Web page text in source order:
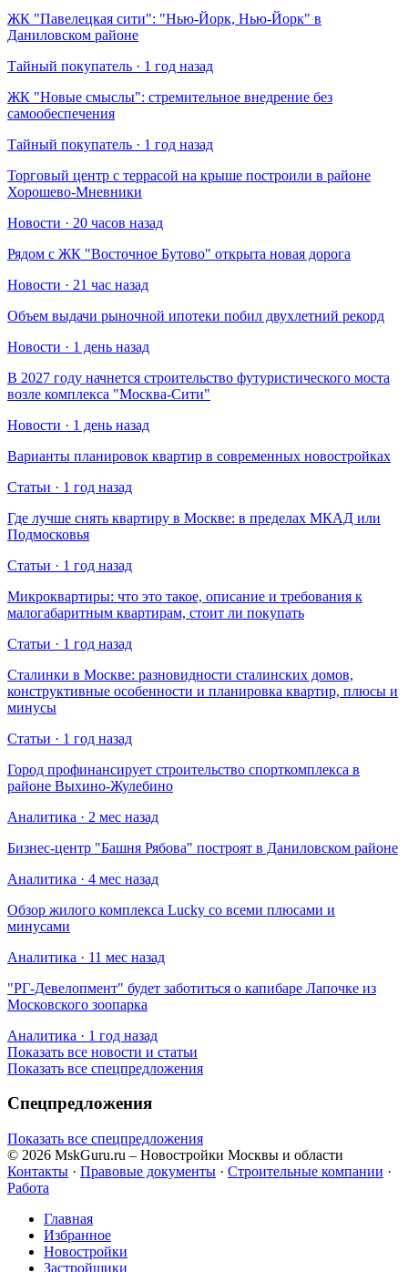
​ЖК "Павелецкая сити": "Нью-Йорк, Нью-Йорк" в
Даниловском районе
Тайный покупатель · 1 год назад
​ЖК "Новые смыслы": стремительное внедрение без
самообеспечения
Тайный покупатель · 1 год назад
Торговый центр с террасой на крыше построили в районе
Хорошево-Мневники
Новости · 20 часов назад
Рядом с ЖК "Восточное Бутово" открыта новая дорога
Новости · 21 час назад
Объем выдачи рыночной ипотеки побил двухлетний рекорд
Новости · 1 день назад
В 2027 году начнется строительство футуристического моста
возле комплекса "Москва-Сити"
Новости · 1 день назад
Варианты планировок квартир в современных новостройках
Статьи · 1 год назад
Где лучше снять квартиру в Москве: в пределах МКАД или
Подмосковья
Статьи · 1 год назад
Микроквартиры: что это такое, описание и требования к
малогабаритным квартирам, стоит ли покупать
Статьи · 1 год назад
Сталинки в Москве: разновидности сталинских домов,
конструктивные особенности и планировка квартир, плюсы и
минусы
Статьи · 1 год назад
Город профинансирует строительство спорткомплекса в
районе Выхино-Жулебино
Аналитика · 2 мес назад
Бизнес-центр "Башня Рябова" построят в Даниловском районе
Аналитика · 4 мес назад
Обзор жилого комплекса Lucky со всеми плюсами и
минусами
Аналитика · 11 мес назад
​"РГ-Девелопмент" будет заботиться о капибаре Лапочке из
Московского зоопарка
Аналитика · 1 год назад
Показать все новости и статьи
Показать все спецпредложения
Спецпредложения
Показать все спецпредложения
© 2026 MskGuru.ru – Новостройки Москвы и области
Контакты · Правовые документы · Строительные компании ·
Работа
Главная
Избранное
Новостр ойки
Застройщики